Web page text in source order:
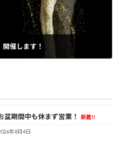
催します！
盆期間中も休まず営業！ 新着!!
年8月4日